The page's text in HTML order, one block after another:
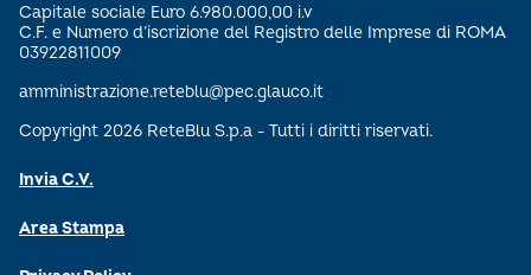
Capitale sociale Euro 6.980.000,00 i.v
C.F. e Numero d’iscrizione del Registro delle Imprese di ROMA
03922811009
amministrazione.reteblu@pec.glauco.it
Copyright 2026 ReteBlu S.p.a - Tutti i diritti riservati.
Invia C.V.
Area Stampa